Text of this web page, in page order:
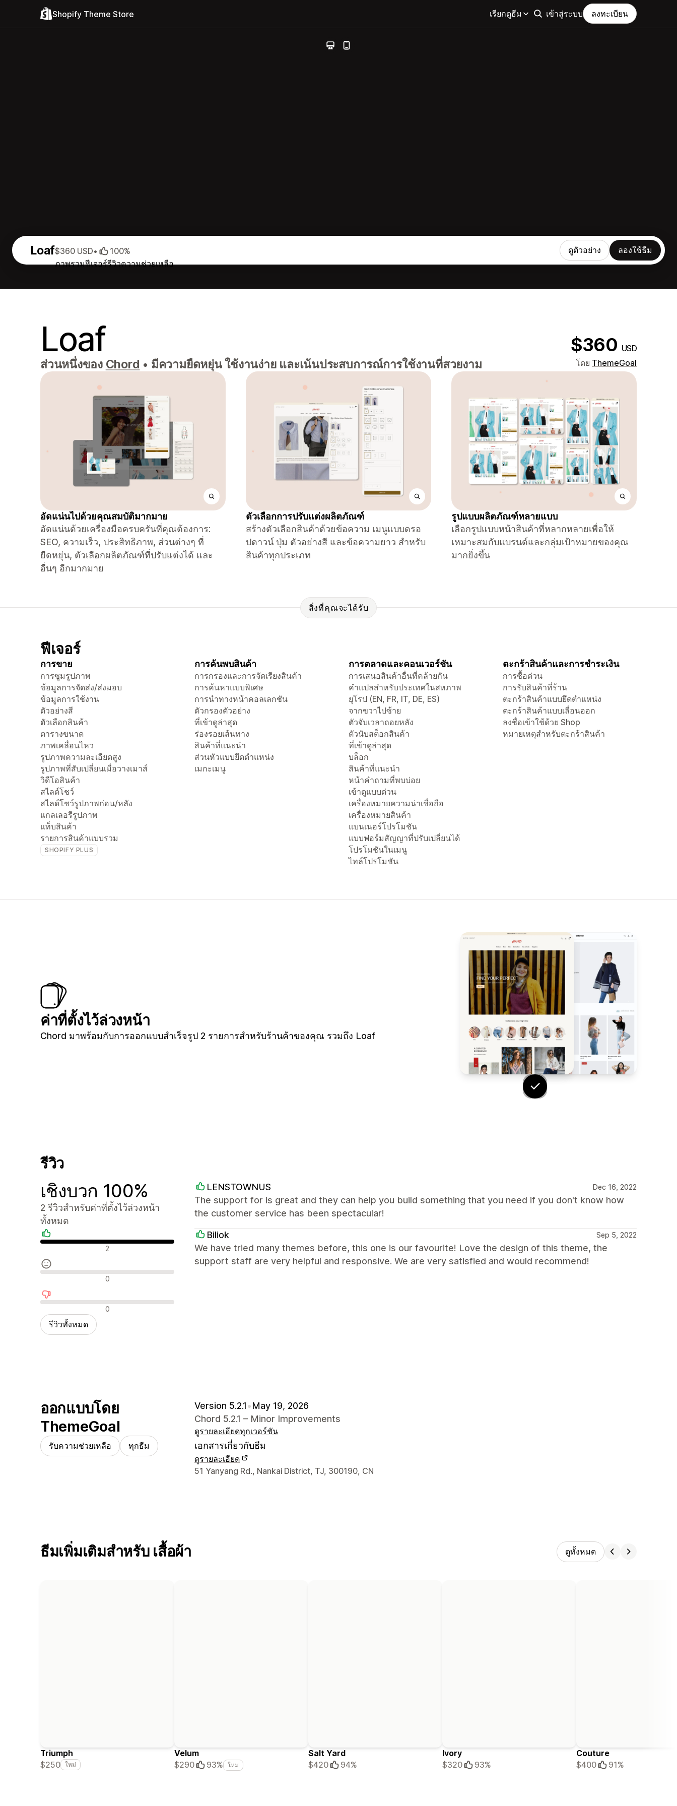
Shopify Theme Store เรียกดูธีม เข้าสู่ระบบ ลงทะเบียน
Loaf
ภาพรวมฟีเจอร์รีวิวความช่วยเหลือ
$360 USD• 100% ดูตัวอย่าง ลองใช้ธีม
Loaf $360 USD
ส่วนหนึ่งของ Chord • มีความยืดหยุ่น ใช้งานง่าย และเน้นประสบการณ์การใช้งานที่สวยงาม โดย ThemeGoal
อัดแน่นไปด้วยคุณสมบัติมากมาย
อัดแน่นด้วยเครื่องมือครบครันที่คุณต้องการ:
SEO, ความเร็ว, ประสิทธิภาพ, ส่วนต่างๆ ที่
ยืดหยุ่น, ตัวเลือกผลิตภัณฑ์ที่ปรับแต่งได้ และ
อื่นๆ อีกมากมาย
ตัวเลือกการปรับแต่งผลิตภัณฑ์
สร้างตัวเลือกสินค้าด้วยข้อความ เมนูแบบดรอ
ปดาวน์ ปุ่ม ตัวอย่างสี และข้อความยาว สำหรับ
สินค้าทุกประเภท
รูปแบบผลิตภัณฑ์หลายแบบ
เลือกรูปแบบหน้าสินค้าที่หลากหลายเพื่อให้
เหมาะสมกับแบรนด์และกลุ่มเป้าหมายของคุณ
มากยิ่งขึ้น
สิ่งที่คุณจะได้รับ
ฟีเจอร์
การขาย
การซูมรูปภาพ
ข้อมูลการจัดส่ง/ส่งมอบ
ข้อมูลการใช้งาน
ตัวอย่างสี
ตัวเลือกสินค้า
ตารางขนาด
ภาพเคลื่อนไหว
รูปภาพความละเอียดสูง
รูปภาพที่สับเปลี่ยนเมื่อวางเมาส์
วิดีโอสินค้า
สไลด์โชว์
สไลด์โชว์รูปภาพก่อน/หลัง
แกลเลอรีรูปภาพ
แท็บสินค้า
รายการสินค้าแบบรวม
SHOPIFY PLUS
การค้นพบสินค้า
การกรองและการจัดเรียงสินค้า
การค้นหาแบบพิเศษ
การนำทางหน้าคอลเลกชัน
ตัวกรองตัวอย่าง
ที่เข้าดูล่าสุด
ร่องรอยเส้นทาง
สินค้าที่แนะนำ
ส่วนหัวแบบยึดตำแหน่ง
เมกะเมนู
การตลาดและคอนเวอร์ชัน
การเสนอสินค้าอื่นที่คล้ายกัน
คำแปลสำหรับประเทศในสหภาพ
ยุโรป (EN, FR, IT, DE, ES)
จากขวาไปซ้าย
ตัวจับเวลาถอยหลัง
ตัวนับสต็อกสินค้า
ที่เข้าดูล่าสุด
บล็อก
สินค้าที่แนะนำ
หน้าคำถามที่พบบ่อย
เข้าดูแบบด่วน
เครื่องหมายความน่าเชื่อถือ
เครื่องหมายสินค้า
แบนเนอร์โปรโมชัน
แบบฟอร์มสัญญาที่ปรับเปลี่ยนได้
โปรโมชันในเมนู
ไทล์โปรโมชัน
ตะกร้าสินค้าและการชำระเงิน
การซื้อด่วน
การรับสินค้าที่ร้าน
ตะกร้าสินค้าแบบยึดตำแหน่ง
ตะกร้าสินค้าแบบเลื่อนออก
ลงชื่อเข้าใช้ด้วย Shop
หมายเหตุสำหรับตะกร้าสินค้า
ค่าที่ตั้งไว้ล่วงหน้า
Chord มาพร้อมกับการออกแบบสำเร็จรูป 2 รายการสำหรับร้านค้าของคุณ รวมถึง Loaf
รีวิว
เชิงบวก 100%
2 รีวิวสำหรับค่าที่ตั้งไว้ล่วงหน้า
ทั้งหมด
รีวิวเชิงบวก 2
รีวิวที่เป็นกลาง 0
รีวิวเชิงลบ 0
รีวิวทั้งหมด
LENSTOWNUS Dec 16, 2022
The support for is great and they can help you build something that you need if you don't know how
the customer service has been spectacular!
Biliok Sep 5, 2022
We have tried many themes before, this one is our favourite! Love the design of this theme, the
support staff are very helpful and responsive. We are very satisfied and would recommend!
ออกแบบโดย
ThemeGoal
รับความช่วยเหลือ ทุกธีม
Version 5.2.1•May 19, 2026
Chord 5.2.1 – Minor Improvements
ดูรายละเอียดทุกเวอร์ชัน
เอกสารเกี่ยวกับธีม
ดูรายละเอียด
รายละเอียดการติดต่อผู้ออกแบบ
51 Yanyang Rd., Nankai District, TJ, 300190, CN
ธีมเพิ่มเติมสำหรับ เสื้อผ้า ดูทั้งหมด
Triumph
$250 ใหม่
Velum
$290
93% ใหม่
Salt Yard
$420
94%
Ivory
$320
93%
Couture
$400
91%